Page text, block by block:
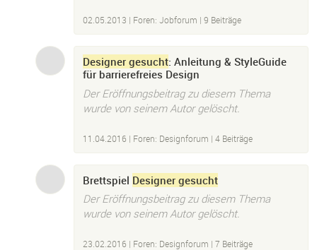
02.05.2013 | Foren: Jobforum | 9 Beiträge
Designer gesucht: Anleitung & StyleGuide
für barrierefreies Design
Der Eröffnungsbeitrag zu diesem Thema
wurde von seinem Autor gelöscht.
11.04.2016 | Foren: Designforum | 4 Beiträge
Brettspiel Designer gesucht
Der Eröffnungsbeitrag zu diesem Thema
wurde von seinem Autor gelöscht.
23.02.2016 | Foren: Designforum | 7 Beiträge